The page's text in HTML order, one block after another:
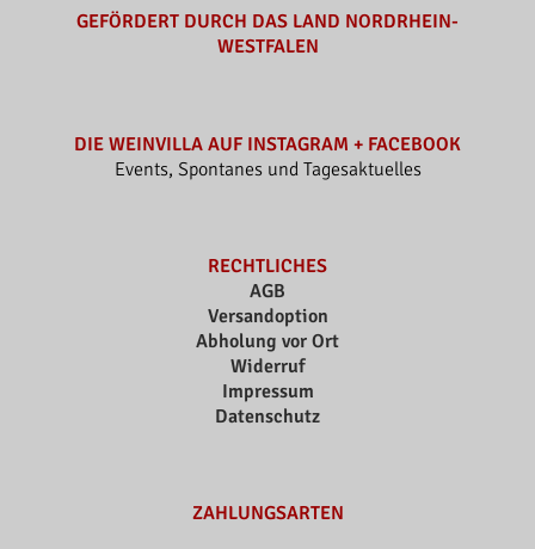
GEFÖRDERT DURCH DAS LAND NORDRHEIN-
WESTFALEN
DIE WEINVILLA AUF INSTAGRAM + FACEBOOK
Events, Spontanes und Tagesaktuelles
RECHTLICHES
AGB
Versandoption
Abholung vor Ort
Widerruf
Impressum
Datenschutz
ZAHLUNGSARTEN